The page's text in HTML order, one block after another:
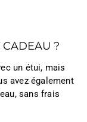
?
un étui, mais
avez également
sans frais